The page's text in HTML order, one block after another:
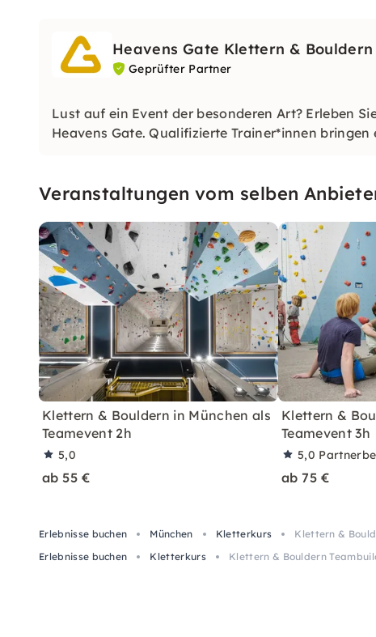
Heavens Gate Klettern & Bouldern
Geprüfter Partner
Lust auf ein Event der besonderen Art? Erleben
Heavens Gate. Qualifizierte Trainer*innen
Veranstaltungen vom selben
Klettern & Bouldern in München als
Teamevent 2h
5,0
ab 55 €
Klettern &
Teamevent 3h
5,0
ab 75 €
Erlebnisse buchen München Kletterkurs
Klettern &
Erlebnisse buchen
Kletterkurs Klettern & Bouldern